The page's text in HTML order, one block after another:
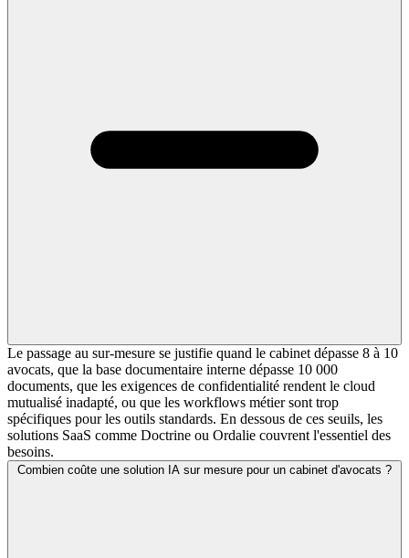
Le passage au sur-mesure se justifie quand le cabinet dépasse 8 à 10
avocats, que la base documentaire interne dépasse 10 000
documents, que les exigences de confidentialité rendent le cloud
mutualisé inadapté, ou que les workflows métier sont trop
spécifiques pour les outils standards. En dessous de ces seuils, les
solutions SaaS comme Doctrine ou Ordalie couvrent l'essentiel des
besoins.
Combien coûte une solution IA sur mesure pour un cabinet d'avocats ?